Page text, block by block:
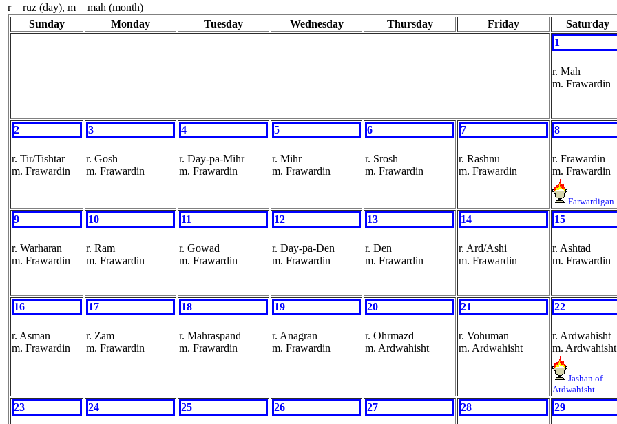
r = ruz (day), m = mah (month)
Sunday
Monday Tuesday Wednesday Thursday Friday
Saturday
1
r. Mah
m. Frawardin
2
r. Tir/Tishtar
m. Frawardin
3
r. Gosh
m. Frawardin
4
r. Day-pa-Mihr
m. Frawardin
5
r. Mihr
m. Frawardin
6
r. Srosh
m. Frawardin
7
r. Rashnu
m. Frawardin
8
r. Frawardin
m. Frawardin
Farwardigan
9
r. Warharan
m. Frawardin
10
r. Ram
m. Frawardin
11
r. Gowad
m. Frawardin
12
r. Day-pa-Den
m. Frawardin
13
r. Den
m. Frawardin
14
r. Ard/Ashi
m. Frawardin
15
r. Ashtad
m. Frawardin
16
r. Asman
m. Frawardin
17
r. Zam
m. Frawardin
18
r. Mahraspand
m. Frawardin
19
r. Anagran
m. Frawardin
20
r. Ohrmazd
m. Ardwahisht
21
r. Vohuman
m. Ardwahisht
22
r. Ardwahisht
m. Ardwahisht
Jashan of
Ardwahisht
23 24 25 26 27 28 29